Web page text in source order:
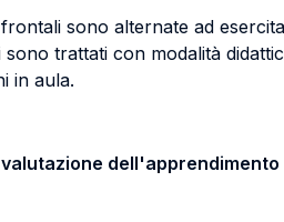
sono alternate ad
sono trattati con modalità
in aula.
dell'apprendimento